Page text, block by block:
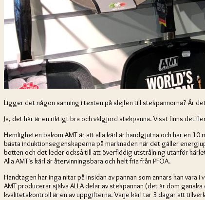
Ligger det någon sanning i texten på slejfen till stekpannorna? Är
Ja, det här är en riktigt bra och välgjord stekpanna. Visst finns det
Hemligheten bakom AMT är att alla kärl är handgjutna och har en
bästa induktionsegenskaperna på marknaden när det gäller
botten och det leder också till att överflödig utstrålning utanför
Alla AMT´s kärl är återvinningsbara och helt fria från PFOA.
Handtagen har inga nitar på insidan av pannan som annars kan
AMT producerar själva ALLA delar av stekpannan (det är dom
kvalitetskontroll är en av uppgifterna. Varje kärl tar 3 dagar att